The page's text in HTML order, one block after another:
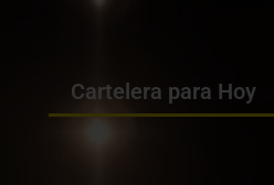
Cartelera para Hoy